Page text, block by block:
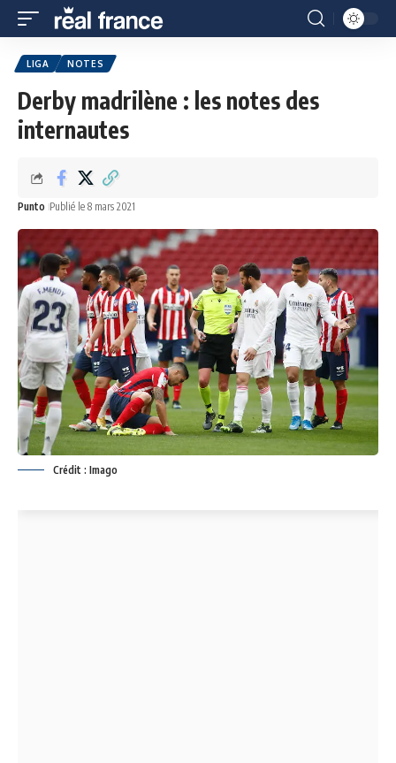
LIGA NOTES
Derby madrilène : les notes des
internautes
Punto Publié le 8 mars 2021
Crédit : Imago